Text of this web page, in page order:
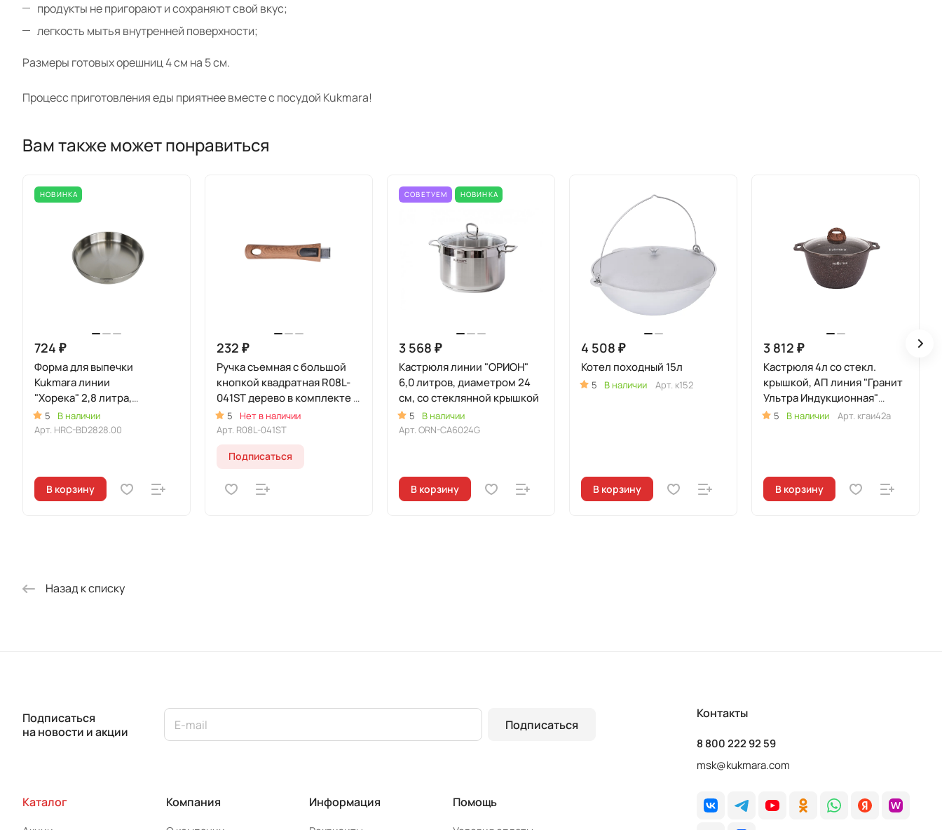
продукты не пригорают и сохраняют свой вкус;
легкость мытья внутренней поверхности;
Размеры готовых орешниц 4 см на 5 см.
Процесс приготовления еды приятнее вместе с посудой Kukmara!
Вам также может понравиться
НОВИНКА
724 ₽
Форма для выпечки
Kukmara линии
"Хорека" 2,8 литра,
диаметром 28см
5
В наличии
Арт. HRC-BD2828.00
В корзину
232 ₽
Ручка съемная с большой
кнопкой квадратная R08L-
041ST дерево в комплекте с
экраном
пламегасительным
5
Нет в наличии
Арт. R08L-041ST
Подписаться
СОВЕТУЕМ НОВИНКА
3 568 ₽
Кастрюля линии "ОРИОН"
6,0 литров, диаметром 24
см, со стеклянной крышкой
5
В наличии
Арт. ORN-CA6024G
В корзину
4 508 ₽
Котел походный 15л
5 В наличии Арт. к152
В корзину
3 812 ₽
Кастрюля 4л со стекл.
крышкой, АП линия "Гранит
Ультра Индукционная"
(Красный)
5 В наличии Арт. кгаи42а
В корзину
Назад к списку
Подписаться
на новости и акции
Подписаться
Каталог Компания Информация Помощь
Контакты
8 800 222 92 59
msk@kukmara.com